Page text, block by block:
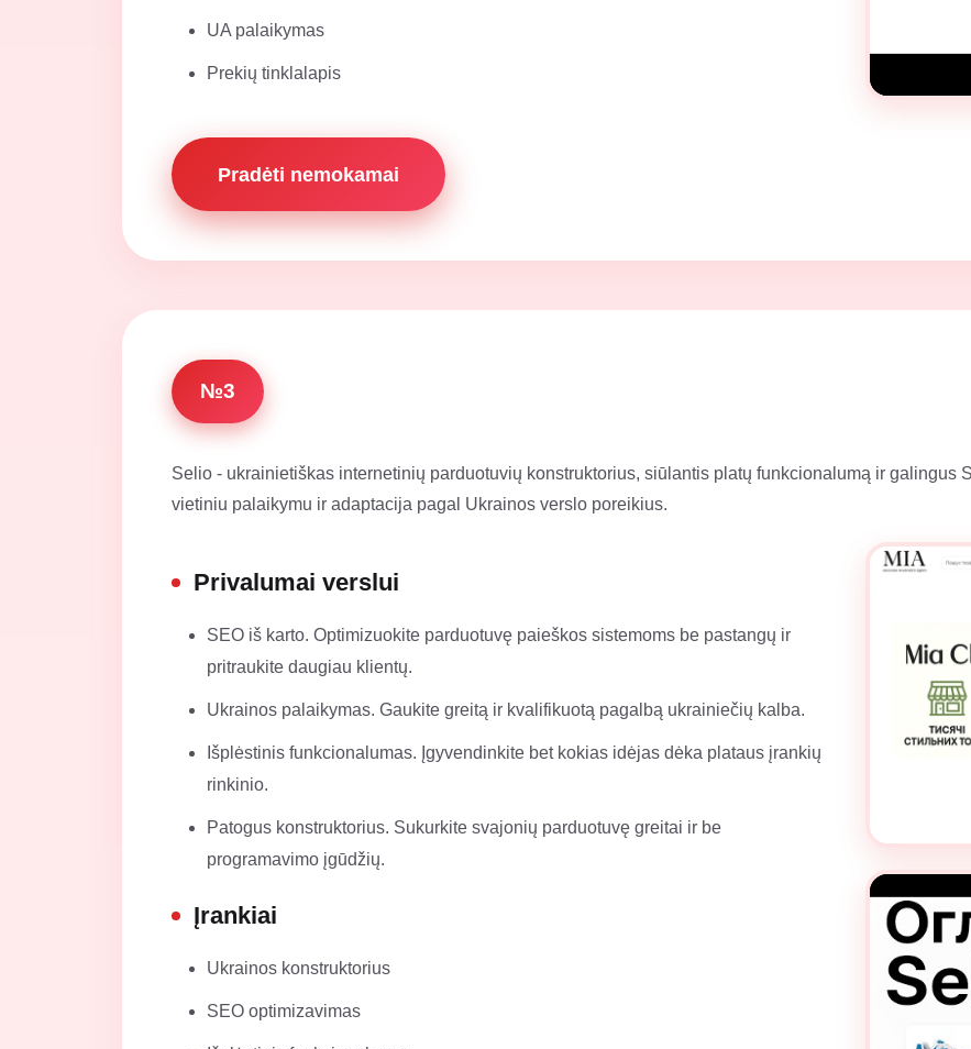
UA palaikymas
Prekių tinklalapis
Pradėti nemokamai
№3
Selio - ukrainietiškas internetinių parduotuvių konstruktorius, siūlantis platų funkcionalumą ir galingus
vietiniu palaikymu ir adaptacija pagal Ukrainos verslo poreikius.
Privalumai verslui
SEO iš karto. Optimizuokite parduotuvę paieškos sistemoms be pastangų ir
pritraukite daugiau klientų.
Ukrainos palaikymas. Gaukite greitą ir kvalifikuotą pagalbą ukrainiečių kalba.
Išplėstinis funkcionalumas. Įgyvendinkite bet kokias idėjas dėka plataus įrankių
rinkinio.
Patogus konstruktorius. Sukurkite svajonių parduotuvę greitai ir be
programavimo įgūdžių.
Įrankiai
Ukrainos konstruktorius
SEO optimizavimas